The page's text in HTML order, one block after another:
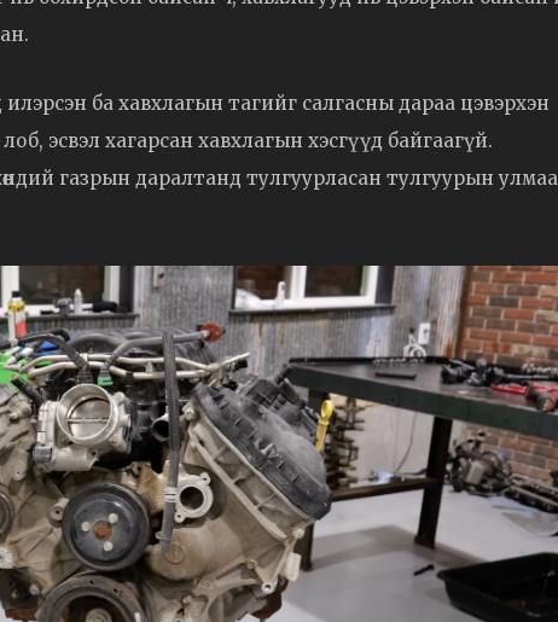
ба хавхлагын тагийг салгасны дараа цэвэрхэн
эсвэл хагарсан хавхлагын хэсгүүд байгаагүй.
газрын даралтанд тулгуурласан тулгуурын